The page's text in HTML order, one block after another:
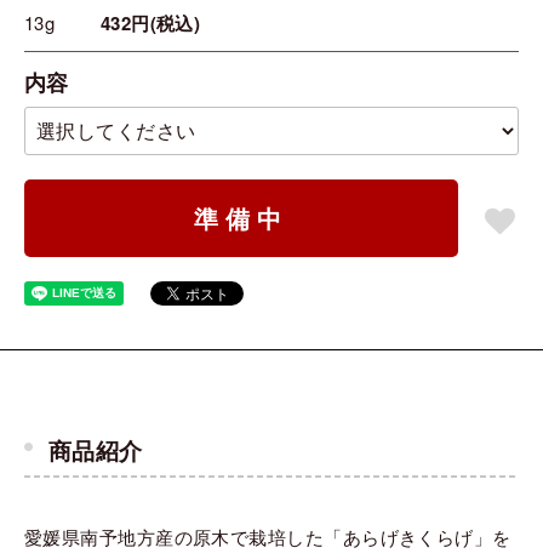
13g 432円(税込)
内容
準備中
商品紹介
愛媛県南予地方産の原木で栽培した「あらげきくらげ」を